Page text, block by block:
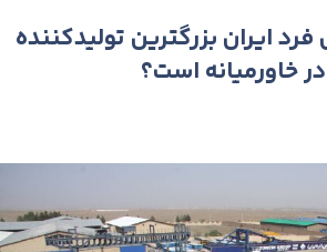
ایران بزرگترین تولیدکننده
خاورمیانه است؟